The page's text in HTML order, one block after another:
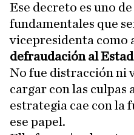
Ese decreto es uno
fundamentales que
vicepresidenta como
defraudación al
No fue distracción ni
cargar con las culpas
estrategia cae con la
ese papel.